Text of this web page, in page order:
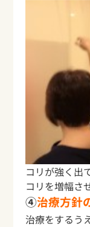
コリが強く出
コリを増幅さ
④治療方針
治療をするう